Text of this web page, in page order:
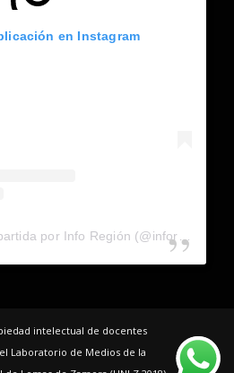
en Instagram
intelectual de docentes
Laboratorio de Medios de la